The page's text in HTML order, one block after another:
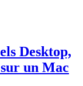
Desktop,
un Mac